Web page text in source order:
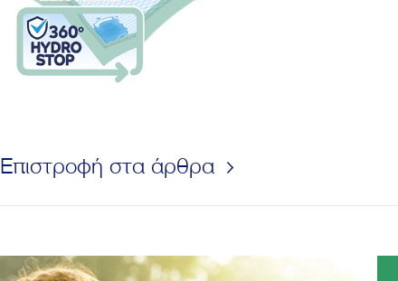
Επιστροφή στα άρθρα